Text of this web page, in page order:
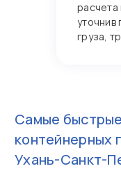
расчета
груза,
Самые
контейнерных
Ухань-Санкт-